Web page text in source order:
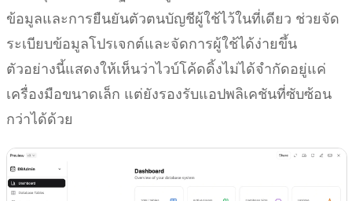
ข้อมูลและการยืนยันตัวตนบัญชีผู้ใช้ไว้ในที่เดียว ช่วยจัด
ระเบียบข้อมูลโปรเจกต์และจัดการผู้ใช้ได้ง่ายขึ้น
ตัวอย่างนี้แสดงให้เห็นว่าไวบ์โค้ดดิ้งไม่ได้จำกัดอยู่แค่
เครื่องมือขนาดเล็ก แต่ยังรองรับแอปพลิเคชันที่ซับซ้อน
กว่าได้ด้วย